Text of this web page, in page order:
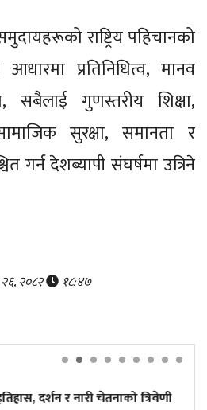
राष्ट्रिय पहिचानको
प्रतिनिधित्व, मानव
सबैलाई गुणस्तरीय शिक्षा,
सुरक्षा, समानता र
गर्न देशब्यापी संघर्षमा उत्रिने
२६, २०८२ १८:४७
चेतनाको त्रिवेणी